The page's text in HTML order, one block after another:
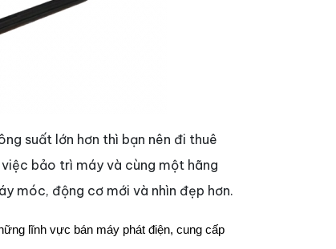
suất lớn hơn thì bạn nên đi thuê
bảo trì máy và cùng một hãng
móc, động cơ mới và nhìn đẹp hơn.
lĩnh vực bán máy phát điện, cung cấp